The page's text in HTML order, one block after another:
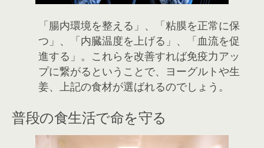
「腸内環境を整える」、「粘膜を正常に保
つ」、「内臓温度を上げる」、「血流を促
進する」。これらを改善すれば免疫力アッ
プに繋がるということで、ヨーグルトや生
姜、上記の食材が選ばれるのでしょう。
普段の食生活で命を守る